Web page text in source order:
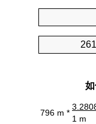
796 m *
1 m